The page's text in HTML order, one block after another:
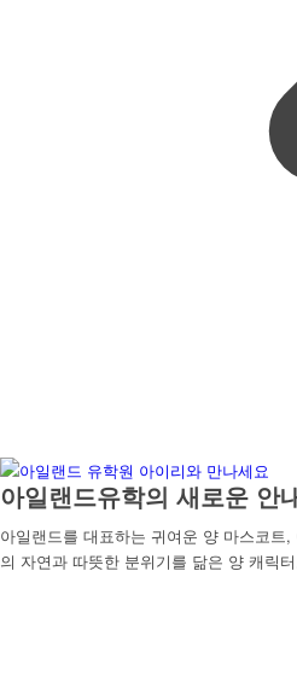
아일랜드유학의 새로운 안
아일랜드를 대표하는 귀여운 양 마스코
의 자연과 따뜻한 분위기를 닮은 양 캐릭